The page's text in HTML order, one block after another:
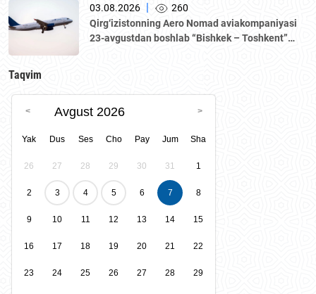
03.08.2026 |
260
Qirg‘izistonning Aero Nomad aviakompaniyasi
23-avgustdan boshlab “Bishkek – Toshkent”
Taqvim
Avgust 2026
Yak Dus Ses Cho Pay Jum Sha
26 27 28 29 30 31 1
2 3 4 5 6 7 8
9 10 11 12 13 14 15
16 17 18 19 20 21 22
23 24 25 26 27 28 29